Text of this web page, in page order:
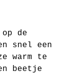
de
snel een
warm te
beetje